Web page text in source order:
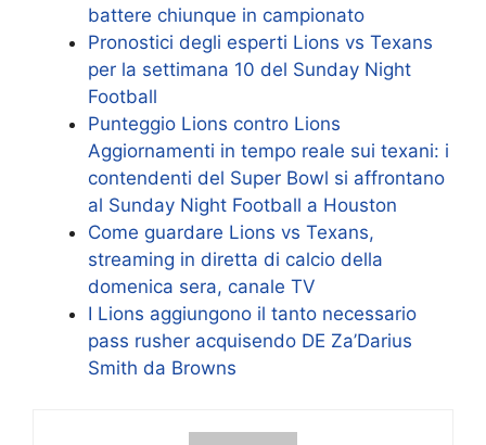
battere chiunque in campionato
Pronostici degli esperti Lions vs Texans
per la settimana 10 del Sunday Night
Football
Punteggio Lions contro Lions
Aggiornamenti in tempo reale sui texani: i
contendenti del Super Bowl si affrontano
al Sunday Night Football a Houston
Come guardare Lions vs Texans,
streaming in diretta di calcio della
domenica sera, canale TV
I Lions aggiungono il tanto necessario
pass rusher acquisendo DE Za’Darius
Smith da Browns